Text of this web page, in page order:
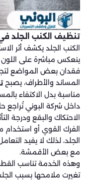
تنظيف الكنب الجلد​
الكنب الجلد يكشف أثر
ينعكس مباشرة على
فقدان بعض المواضع
المساند والأطراف، يصبح
مناسبة بدل الاكتفاء
داخل شركة البوني تُراجع
الاحتكاك والبقع ودرجة
الفرك القوي أو استخدام
الجلد، لذلك لا يفيد
مع بعض الأقمشة.
وهذه الخدمة تناسب
تغيرت ملامحها بسبب